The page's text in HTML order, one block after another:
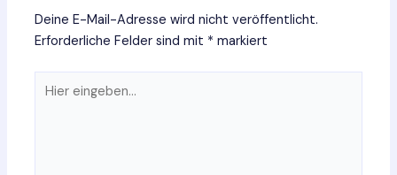
Deine E-Mail-Adresse wird nicht veröffentlicht.
Erforderliche Felder sind mit * markiert
eingeben…